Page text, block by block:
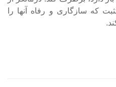
که سازگاری و رفاه آنها را